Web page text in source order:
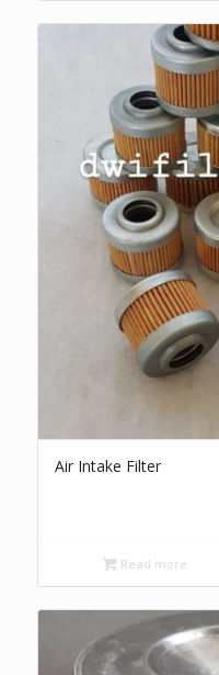
Air Intake Filter
Read more